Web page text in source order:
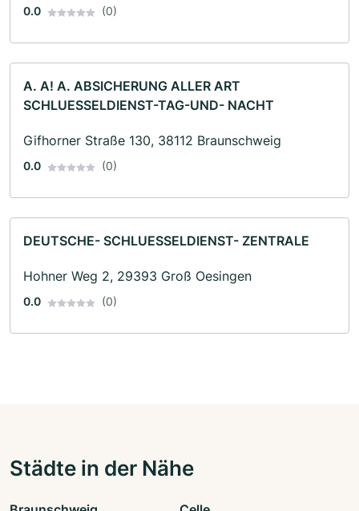
0.0 (0)
A. A! A. ABSICHERUNG ALLER ART
SCHLUESSELDIENST-TAG-UND- NACHT
Gifhorner Straße 130, 38112 Braunschweig
0.0 (0)
DEUTSCHE- SCHLUESSELDIENST- ZENTRALE
Hohner Weg 2, 29393 Groß Oesingen
0.0 (0)
Städte in der Nähe